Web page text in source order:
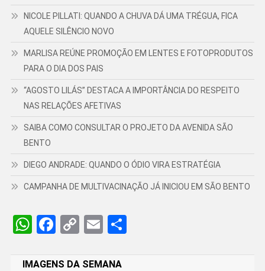
NICOLE PILLATI: QUANDO A CHUVA DÁ UMA TRÉGUA, FICA
AQUELE SILÊNCIO NOVO
MARLISA REÚNE PROMOÇÃO EM LENTES E FOTOPRODUTOS
PARA O DIA DOS PAIS
“AGOSTO LILÁS” DESTACA A IMPORTÂNCIA DO RESPEITO
NAS RELAÇÕES AFETIVAS
SAIBA COMO CONSULTAR O PROJETO DA AVENIDA SÃO
BENTO
DIEGO ANDRADE: QUANDO O ÓDIO VIRA ESTRATÉGIA
CAMPANHA DE MULTIVACINAÇÃO JÁ INICIOU EM SÃO BENTO
WhatsApp
Facebook
CopyEmail
IMAGENS DA SEMANA